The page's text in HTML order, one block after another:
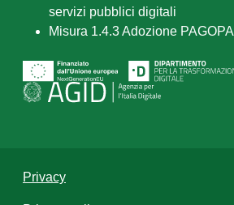
servizi pubblici digitali
Misura 1.4.3 Adozione PAGOPA
Privacy